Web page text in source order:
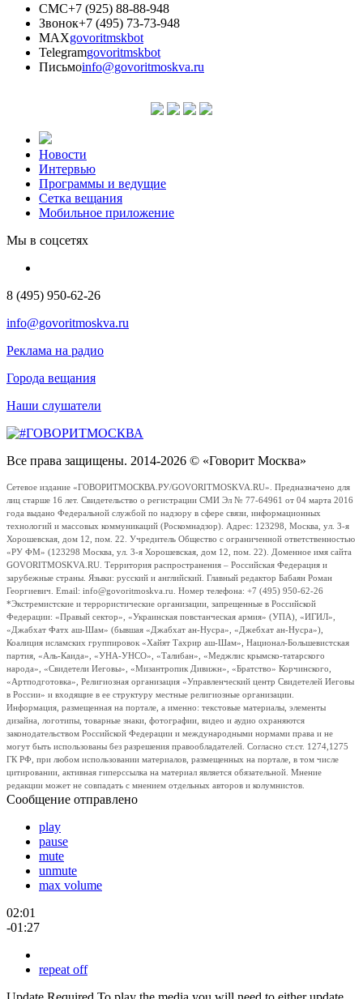
СМС+7 (925) 88-88-948
Звонок+7 (495) 73-73-948
MAXgovoritmskbot
Telegramgovoritmskbot
Письмоinfo@govoritmoskva.ru
Новости
Интервью
Программы и ведущие
Сетка вещания
Мобильное приложение
Мы в соцсетях
8 (495) 950-62-26
info@govoritmoskva.ru
Реклама на радио
Города вещания
Наши слушатели
Все права защищены. 2014-2026 © «Говорит Москва»
Сетевое издание «ГОВОРИТМОСКВА.РУ/GOVORITMOSKVA.RU». Предназначено для
лиц старше 16 лет. Свидетельство о регистрации СМИ Эл № 77-64961 от 04 марта 2016
года выдано Федеральной службой по надзору в сфере связи, информационных
технологий и массовых коммуникаций (Роскомнадзор). Адрес: 123298, Москва, ул. 3-я
Хорошевская, дом 12, пом. 22. Учредитель Общество с ограниченной ответственностью
«РУ ФМ» (123298 Москва, ул. 3-я Хорошевская, дом 12, пом. 22). Доменное имя сайта
GOVORITMOSKVA.RU. Территория распространения – Российская Федерация и
зарубежные страны. Языки: русский и английский. Главный редактор Бабаян Роман
Георгиевич. Email: info@govoritmoskva.ru. Номер телефона: +7 (495) 950-62-26
*Экстремистские и террористические организации, запрещенные в Российской
Федерации: «Правый сектор», «Украинская повстанческая армия» (УПА), «ИГИЛ»,
«Джабхат Фатх аш-Шам» (бывшая «Джабхат ан-Нусра», «Джебхат ан-Нусра»),
Коалиция исламских группировок «Хайят Тахрир аш-Шам», Национал-Большевистская
партия, «Аль-Каида», «УНА-УНСО», «Талибан», «Меджлис крымско-татарского
народа», «Свидетели Иеговы», «Мизантропик Дивижн», «Братство» Корчинского,
«Артподготовка», Религиозная организация «Управленческий центр Свидетелей Иеговы
в России» и входящие в ее структуру местные религиозные организации.
Информация, размещенная на портале, а именно: текстовые материалы, элементы
дизайна, логотипы, товарные знаки, фотографии, видео и аудио охраняются
законодательством Российской Федерации и международными нормами права и не
могут быть использованы без разрешения правообладателей. Согласно ст.ст. 1274,1275
ГК РФ, при любом использовании материалов, размещенных на портале, в том числе
цитировании, активная гиперссылка на материал является обязательной. Мнение
редакции может не совпадать с мнением отдельных авторов и колумнистов.
Сообщение отправлено
play
pause
mute
unmute
max volume
02:01
-01:27
repeat off